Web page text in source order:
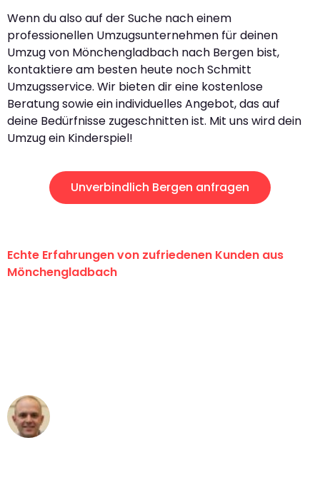
Wenn du also auf der Suche nach einem
professionellen Umzugsunternehmen für deinen
Umzug von Mönchengladbach nach Bergen bist,
kontaktiere am besten heute noch Schmitt
Umzugsservice. Wir bieten dir eine kostenlose
Beratung sowie ein individuelles Angebot, das auf
deine Bedürfnisse zugeschnitten ist. Mit uns wird dein
Umzug ein Kinderspiel!
Unverbindlich Bergen anfragen
Echte Erfahrungen von zufriedenen Kunden aus
Mönchengladbach